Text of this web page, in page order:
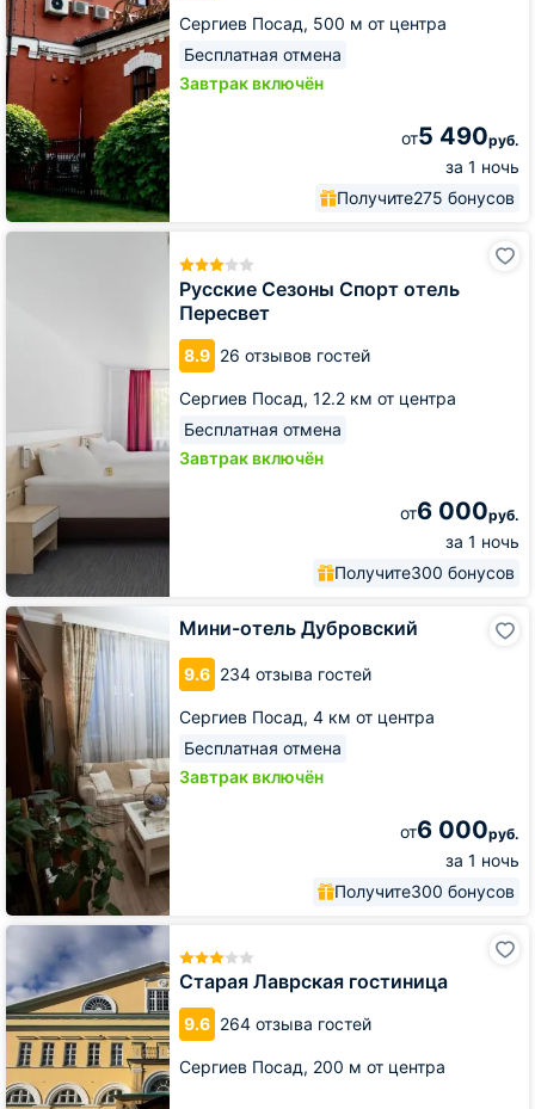
Сергиев Посад, 500 м от центра
Бесплатная отмена
Завтрак включён
от5 490руб.
за 1 ночь
Получите275 бонусов
Русские Сезоны Спорт отель
Пересвет
8.9 26 отзывов гостей
Сергиев Посад, 12.2 км от центра
Бесплатная отмена
Завтрак включён
от6 000руб.
за 1 ночь
Получите300 бонусов
Русские
Мини-отель Дубровский
9.6 234 отзыва гостей
Сергиев Посад, 4 км от центра
Бесплатная отмена
Завтрак включён
от6 000руб.
за 1 ночь
Получите300 бонусов
Мини-
отель
Дубровский
Старая Лаврская гостиница
9.6 264 отзыва гостей
Сергиев Посад, 200 м от центра
Старая
Лаврская
гостиница